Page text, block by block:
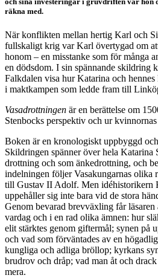
räkna med.
När konflikten mellan hertig Karl och
fullskaligt krig var Karl övertygad om
honom – en misstanke som för många
en dödsdom. I sin spännande skildring
Falkdalen visa hur Katarina och
i maktkampen som ledde fram till
Vasadrottningen är en berättelse om
Stenbocks perspektiv och ur
Boken är en kronologiskt uppbyggd
Skildringen spänner över hela Katarina
drottning och som änkedrottning, och
indelningen följer Vasakungarnas olika
till Gustav II Adolf. Men idéhistorikern
uppehåller sig inte bara vid de stora
Genom bevarad brevväxling får
vardag och i en rad olika ämnen: hur
elit stärktes genom giftermål; synen på
och vad som förväntades av en
kungliga och adliga bröllop; kyrkans
brudrov och dråp; vad man åt och
mera.